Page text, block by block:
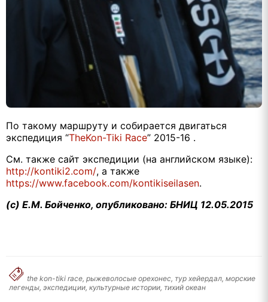
По такому маршруту и собирается двигаться
экспедиция “TheKon-Tiki Race” 2015-16 .
См. также сайт экспедиции (на английском языке):
http://kontiki2.com/, а также
https://www.facebook.com/kontikiseilasen.
(с) Е.М. Бойченко, опубликовано: БНИЦ 12.05.2015
the kon-tiki race, рыжеволосые орехонес, тур хейердал, морские
легенды, экспедиции, культурные истории, тихий океан